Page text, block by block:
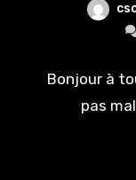
Bonjour à
pas